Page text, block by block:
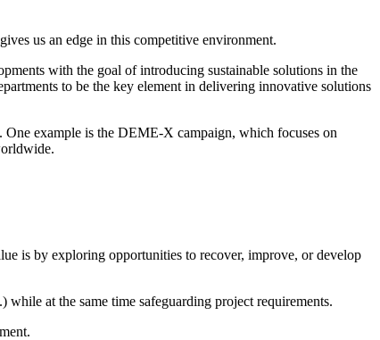
us an edge in this competitive environment.
with the goal of introducing sustainable solutions in the
to be the key element in delivering innovative solutions
example is the DEME-X campaign, which focuses on
is by exploring opportunities to recover, improve, or develop
at the same time safeguarding project requirements.